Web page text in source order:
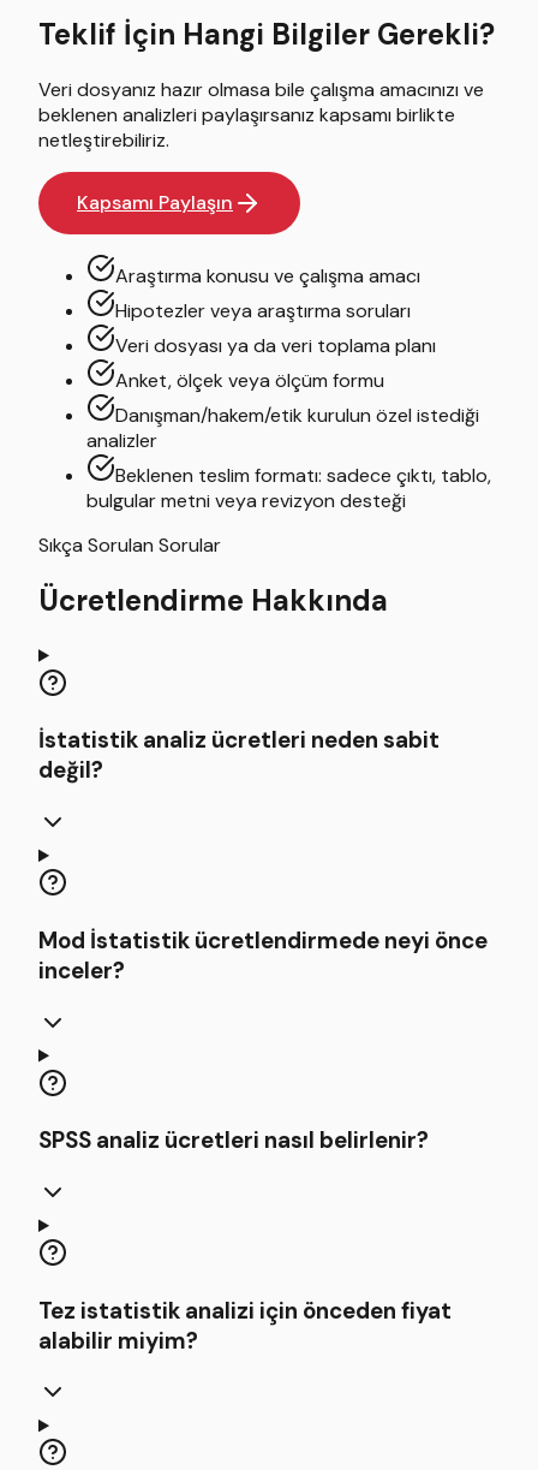
Teklif İçin Hangi Bilgiler Gerekli?
Veri dosyanız hazır olmasa bile çalışma amacınızı ve
beklenen analizleri paylaşırsanız kapsamı birlikte
netleştirebiliriz.
Kapsamı Paylaşın
Araştırma konusu ve çalışma amacı
Hipotezler veya araştırma soruları
Veri dosyası ya da veri toplama planı
Anket, ölçek veya ölçüm formu
Danışman/hakem/etik kurulun özel istediği
analizler
Beklenen teslim formatı: sadece çıktı, tablo,
bulgular metni veya revizyon desteği
Sıkça Sorulan Sorular
Ücretlendirme Hakkında
İstatistik analiz ücretleri neden sabit
değil?
Mod İstatistik ücretlendirmede neyi önce
inceler?
SPSS analiz ücretleri nasıl belirlenir?
Tez istatistik analizi için önceden fiyat
alabilir miyim?